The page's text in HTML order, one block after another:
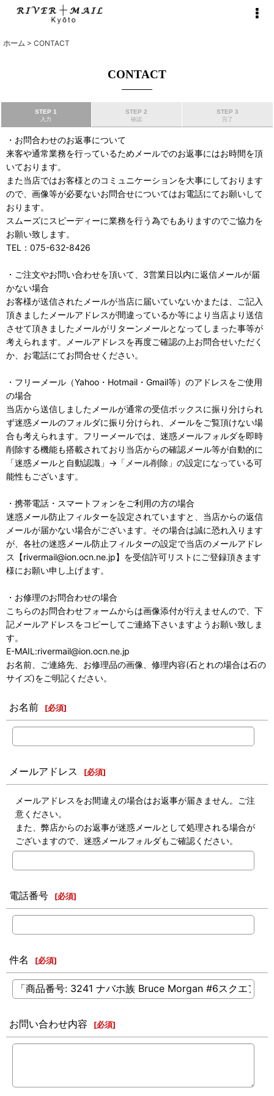
ホーム > CONTACT
CONTACT
STEP 1
入力
STEP 2
確認
STEP 3
完了
・お問合わせのお返事について
来客や通常業務を行っているためメールでのお返事にはお時間を頂
いております。
また当店ではお客様とのコミュニケーションを大事にしております
ので、画像等が必要ないお問合せについてはお電話にてお願いして
おります。
スムーズにスピーディーに業務を行う為でもありますのでご協力を
お願い致します。
TEL：075-632-8426
・ご注文やお問い合わせを頂いて、3営業日以内に返信メールが届
かない場合
お客様が送信されたメールが当店に届いていないかまたは、ご記入
頂きましたメールアドレスが間違っているか等により当店より送信
させて頂きましたメールがリターンメールとなってしまった事等が
考えられます。メールアドレスを再度ご確認の上お問合せいただく
か、お電話にてお問合せください。
・フリーメール（Yahoo・Hotmail・Gmail等）のアドレスをご使用
の場合
当店から送信しましたメールが通常の受信ボックスに振り分けられ
ず迷惑メールのフォルダに振り分けられ、メールをご覧頂けない場
合も考えられます。フリーメールでは、迷惑メールフォルダを即時
削除する機能も搭載されており当店からの確認メール等が自動的に
「迷惑メールと自動認識」→「メール削除」の設定になっている可
能性もございます。
・携帯電話・スマートフォンをご利用の方の場合
迷惑メール防止フィルターを設定されていますと、当店からの返信
メールが届かない場合がございます。その場合は誠に恐れ入ります
が、各社の迷惑メール防止フィルターの設定で当店のメールアドレ
ス【rivermail@ion.ocn.ne.jp】を受信許可リストにご登録頂きます
様にお願い申し上げます。
・お修理のお問合わせの場合
こちらのお問合わせフォームからは画像添付が行えませんので、下
記メールアドレスをコピーしてご連絡下さいますようお願い致しま
す。
E-MAIL:rivermail@ion.ocn.ne.jp
お名前、ご連絡先、お修理品の画像、修理内容(石とれの場合は石の
サイズ)をご明記ください。
お名前 [必須]
メールアドレス [必須]
メールアドレスをお間違えの場合はお返事が届きません。ご注
意ください。
また、弊店からのお返事が迷惑メールとして処理される場合が
ございますので、迷惑メールフォルダもご確認ください。
電話番号 [必須]
件名 [必須]
お問い合わせ内容 [必須]